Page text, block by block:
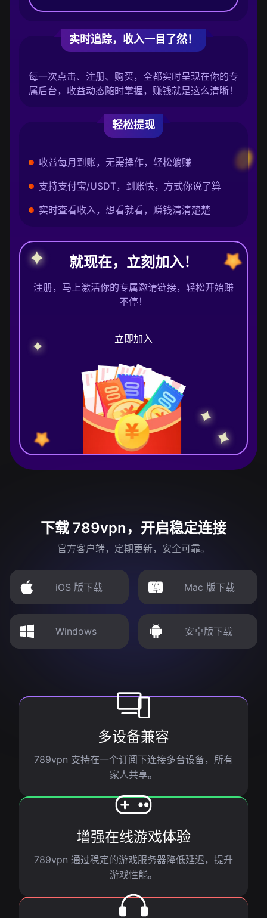
实时追踪，收入一目了然！
每一次点击、注册、购买，全都实时呈现在你的专
属后台，收益动态随时掌握，赚钱就是这么清晰！
轻松提现
收益每月到账，无需操作，轻松躺赚
支持支付宝/USDT，到账快，方式你说了算
实时查看收入，想看就看，赚钱清清楚楚
就现在，立刻加入！
注册，马上激活你的专属邀请链接，轻松开始赚
不停！
立即加入
下载 789vpn，开启稳定连接
官方客户端，定期更新，安全可靠。
iOS 版下载 Mac 版下载
Windows 安卓版下载
多设备兼容
789vpn 支持在一个订阅下连接多台设备，所有
家人共享。
增强在线游戏体验
789vpn 通过稳定的游戏服务器降低延迟，提升
游戏性能。